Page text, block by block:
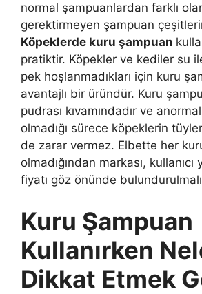
normal şampuanlardan farklı
gerektirmeyen şampuan
Köpeklerde kuru şampuan
pratiktir. Köpekler ve kediler su
pek hoşlanmadıkları için kuru
avantajlı bir üründür. Kuru
pudrası kıvamındadır ve
olmadığı sürece köpeklerin
de zarar vermez. Elbette her
olmadığından markası, kullanıcı
fiyatı göz önünde
Kuru Şampuan
Kullanırken
Dikkat Etmek